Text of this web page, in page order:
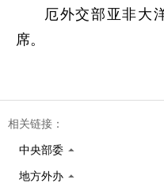
厄外交部亚非大
席。
相关链接：
中央部委
地方外办